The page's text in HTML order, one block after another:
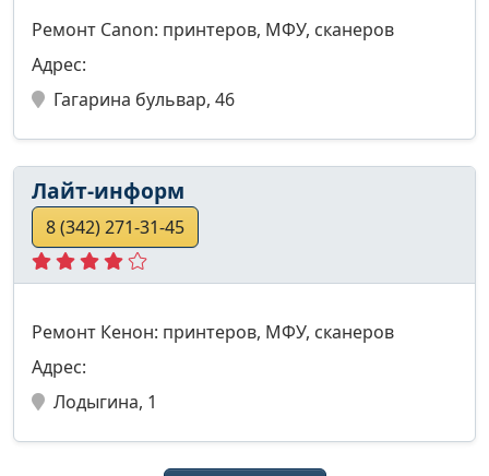
Ремонт Canon: принтеров, МФУ, сканеров
Адрес:
Гагарина бульвар, 46
Лайт-информ
8 (342) 271-31-45
Ремонт Кенон: принтеров, МФУ, сканеров
Адрес:
Лодыгина, 1